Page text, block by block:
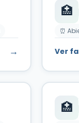
→
🏥
⏰
Ver
🏥